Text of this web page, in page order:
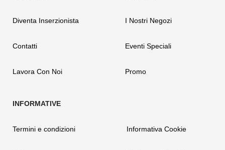
Diventa Inserzionista
Contatti
Lavora Con Noi
I Nostri Negozi
Eventi Speciali
Promo
Termini e condizioni Informativa Cookie